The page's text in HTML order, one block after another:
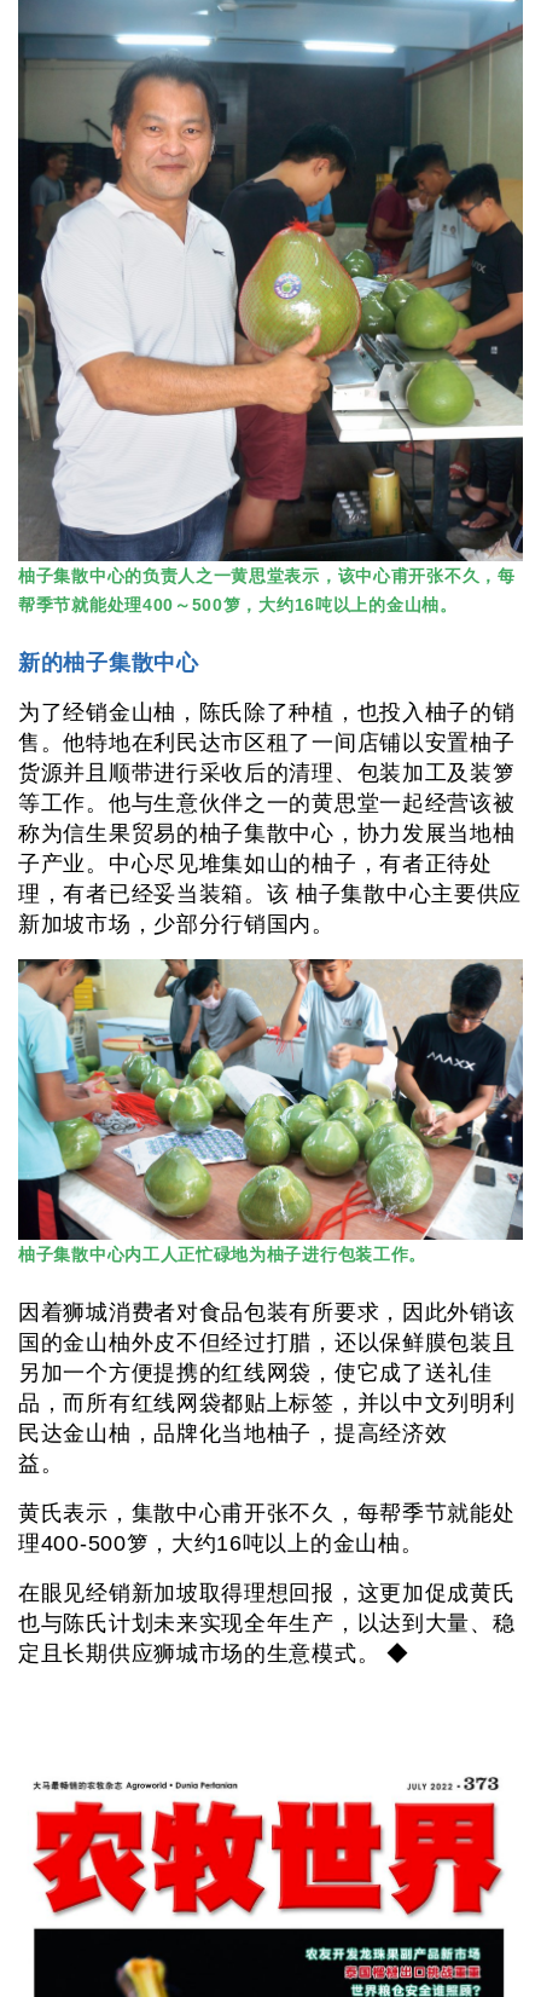
柚子集散中心的负责人之一黄思堂表示，该中心甫开张不久，每
帮季节就能处理400～500箩，大约16吨以上的金山柚。
新的柚子集散中心
为了经销金山柚，陈氏除了种植，也投入柚子的销
售。他特地在利民达市区租了一间店铺以安置柚子
货源并且顺带进行采收后的清理、包装加工及装箩
等工作。他与生意伙伴之一的黄思堂一起经营该被
称为信生果贸易的柚子集散中心，协力发展当地柚
子产业。中心尽见堆集如山的柚子，有者正待处
理，有者已经妥当装箱。该 柚子集散中心主要供应
新加坡市场，少部分行销国内。
柚子集散中心内工人正忙碌地为柚子进行包装工作。
因着狮城消费者对食品包装有所要求，因此外销该
国的金山柚外皮不但经过打腊，还以保鲜膜包装且
另加一个方便提携的红线网袋，使它成了送礼佳
品，而所有红线网袋都贴上标签，并以中文列明利
民达金山柚，品牌化当地柚子，提高经济效
益。
黄氏表示，集散中心甫开张不久，每帮季节就能处
理400-500箩，大约16吨以上的金山柚。
在眼见经销新加坡取得理想回报，这更加促成黄氏
也与陈氏计划未来实现全年生产，以达到大量、稳
定且长期供应狮城市场的生意模式。 ◆